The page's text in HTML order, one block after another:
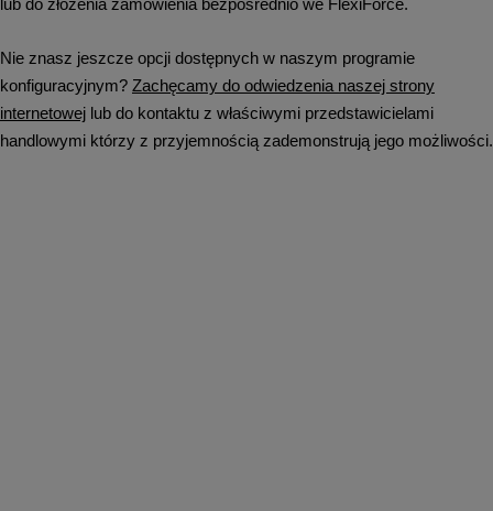
lub do złożenia zamówienia bezpośrednio we FlexiForce.
Nie znasz jeszcze opcji dostępnych w naszym programie
konfiguracyjnym? Zachęcamy do odwiedzenia naszej strony
internetowej lub do kontaktu z właściwymi przedstawicielami
handlowymi którzy z przyjemnością zademonstrują jego możliwości.